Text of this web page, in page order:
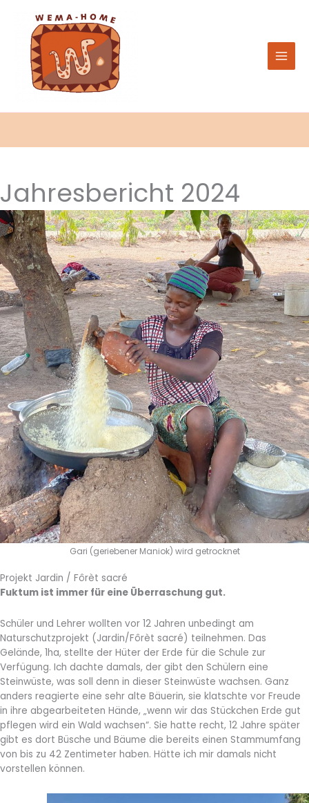
springen
Jahresbericht 2024
Gari (geriebener Maniok) wird getrocknet
Projekt Jardin / Fôrèt sacré
Fuktum ist immer für eine Überraschung gut.
Schüler und Lehrer wollten vor 12 Jahren unbedingt am
Naturschutzprojekt (Jardin/Fôrèt sacré) teilnehmen. Das
Gelände, 1ha, stellte der Hüter der Erde für die Schule zur
Verfügung. Ich dachte damals, der gibt den Schülern eine
Steinwüste, was soll denn in dieser Steinwüste wachsen. Ganz
anders reagierte eine sehr alte Bäuerin, sie klatschte vor Freude
in ihre abgearbeiteten Hände, „wenn wir das Stückchen Erde gut
pflegen wird ein Wald wachsen“. Sie hatte recht, 12 Jahre später
gibt es dort Büsche und Bäume die bereits einen Stammumfang
von bis zu 42 Zentimeter haben. Hätte ich mir damals nicht
vorstellen können.